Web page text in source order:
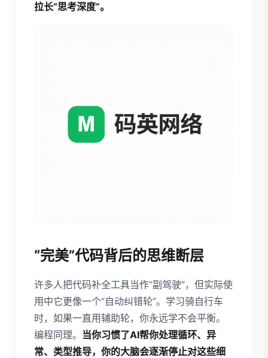
拉长“思考深度”。
“完美”代码背后的思维断层
许多人把代码补全工具当作“副驾驶”，但实际使
用中它更像一个“自动纠错轮”。学习骑自行车
时，如果一直用辅助轮，你永远学不会平衡。
编程同理。 当你习惯了AI帮你处理循环、异
常、类型推导，你的大脑会逐渐停止对这些细